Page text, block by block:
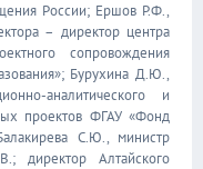
России; Ершов Р.Ф.,
– директор центра
сопровождения
Бурухина Д.Ю.,
аналитического и
проектов ФГАУ «Фонд
С.Ю., министр
директор Алтайского